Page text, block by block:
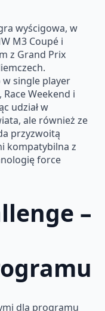
wyścigowa, w
M3 Coupé i
z Grand Prix
single player
Weekend i
udział w
ale również ze
przyzwoitą
kompatybilna z
force
–
dla programu